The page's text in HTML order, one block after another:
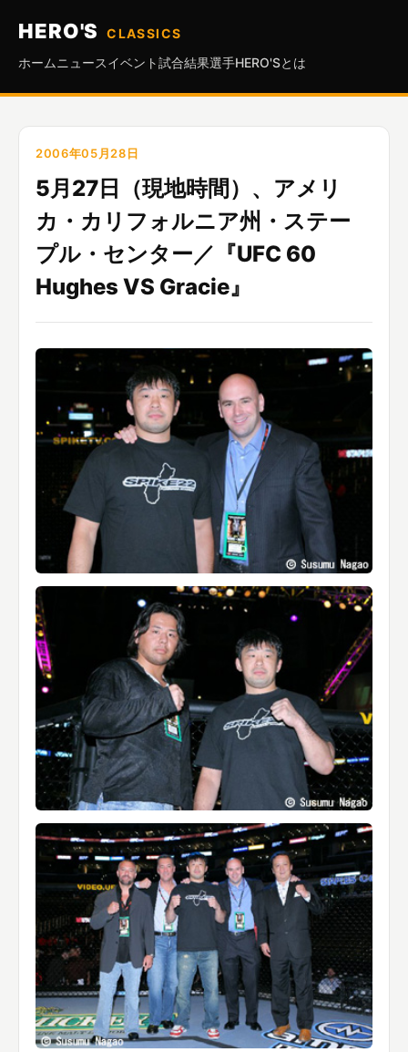
HERO'S
CLASSICS
ホーム ニュースイベント試合結果選手HERO'Sとは
2006年05月28日
5月27日（現地時間）、アメリ
カ・カリフォルニア州・ステー
プル・センター／『UFC 60
Hughes VS Gracie』